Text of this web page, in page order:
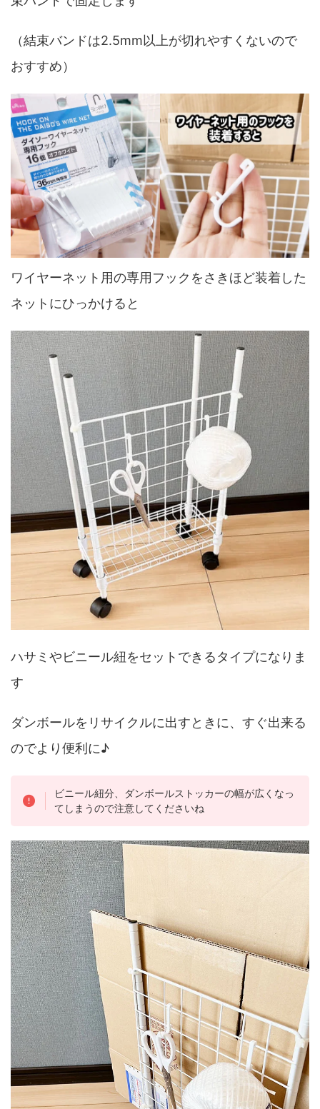
（結束バンドは2.5mm以上が切れやすくないので
おすすめ）
ワイヤーネット用の専用フックをさきほど装着した
ネットにひっかけると
ハサミやビニール紐をセットできるタイプになりま
す
ダンボールをリサイクルに出すときに、すぐ出来る
のでより便利に♪
ビニール紐分、ダンボールストッカーの幅が広くなっ
てしまうので注意してくださいね